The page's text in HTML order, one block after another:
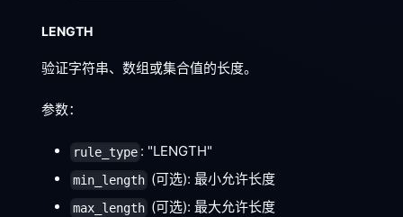
LENGTH
验证字符串、数组或集合值的长度。
参数：
rule_type : "LENGTH"
min_length (可选): 最小允许长度
max_length (可选): 最大允许长度